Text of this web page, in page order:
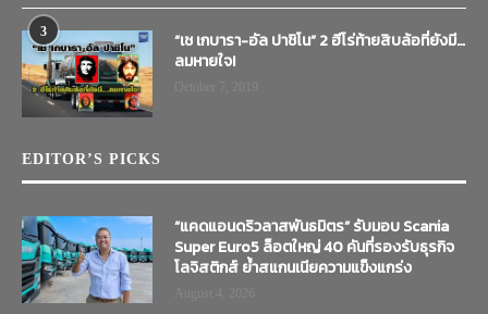
3
“เช เกบารา-อัล ปาชิโน” 2 ฮีโร่ท้ายสิบล้อที่ยังมี…
ลมหายใจ!
EDITOR’S PICKS
“แคดแอนดริวลาสพันธมิตร” รับมอบ Scania
Super Euro5 ล็อตใหญ่ 40 คันที่รองรับธุรกิจ
โลจิสติกส์ ย้ำสแกนเนียความแข็งแกร่ง